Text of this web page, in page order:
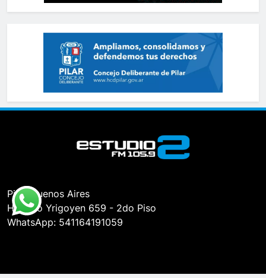
Pilar, Buenos Aires
Hipólito Yrigoyen 659 - 2do Piso
WhatsApp: 541164191059